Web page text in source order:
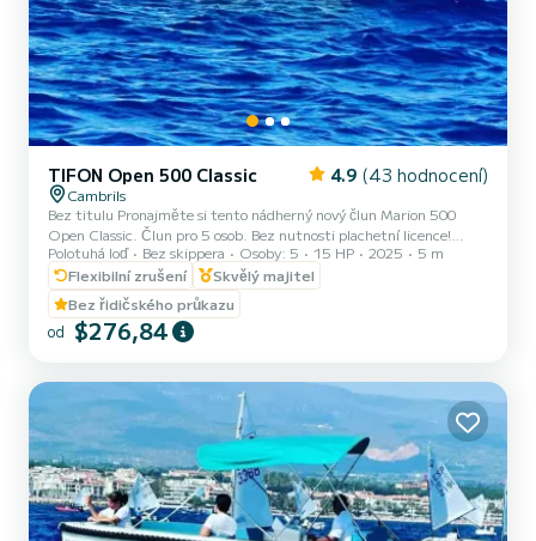
TIFON Open 500 Classic 4.9 (43 hodnocení)
Cambrils
Bez titulu Pronajměte si tento nádherný nový člun Marion 500
Open Classic. Člun pro 5 osob. Bez nutnosti plachetní licence!
Potřebujete pouze svůj občanský průkaz. Odjezd z přístavu
Cambrils. Nejlepší možnost, jak poznat Zlaté pobřeží z moře. Náš
kapitán vás naučí ovládat člun a až budete připraveni, vyplujete na
moře! CENY (palivo není zahrnuto): 8 HODIN 490€ (od 10 do 18)
4 HODINY 240€ (Ranní směny od 9.30 do 13.30 - Odpolední
Polotuhá loď Bez skippera Osoby: 5 15 HP 2025
5 m
Flexibilní zrušení
Skvělý majitel
Bez řidičského průkazu
od $276,84